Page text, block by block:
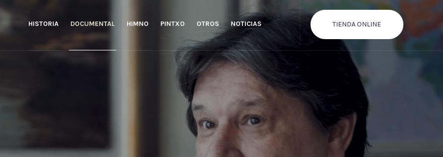
HISTORIA DOCUMENTAL HIMNO PINTXO OTROS NOTICIAS TIENDA ONLINE